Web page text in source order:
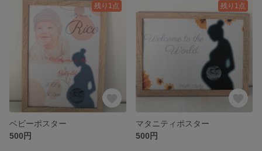
残り1点
ベビーポスター
500円
残り1点
マタニティポスター
500円